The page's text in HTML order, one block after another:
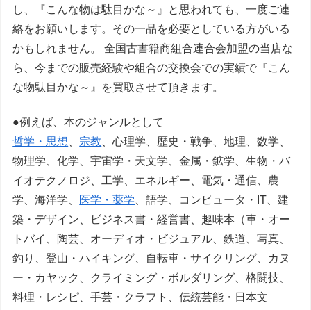
し、『こんな物は駄目かな～』と思われても、一度ご連
絡をお願いします。その一品を必要としている方がいる
かもしれません。 全国古書籍商組合連合会加盟の当店な
ら、今までの販売経験や組合の交換会での実績で『こん
な物駄目かな～』を買取させて頂きます。
●例えば、本のジャンルとして
哲学・思想
宗教 、心理学、歴史・戦争、地理、数学、
物理学、化学、宇宙学・天文学、金属・鉱学、生物・バ
イオテクノロジ、工学、エネルギー、電気・通信、農
学、海洋学、
医学・薬学 、語学、コンピュータ・IT、建
築・デザイン、ビジネス書・経営書、趣味本（車・オー
トバイ、陶芸、オーディオ・ビジュアル、鉄道、写真、
釣り、登山・ハイキング、自転車・サイクリング、カヌ
ー・カヤック、クライミング・ボルダリング、格闘技、
料理・レシピ、手芸・クラフト、伝統芸能・日本文